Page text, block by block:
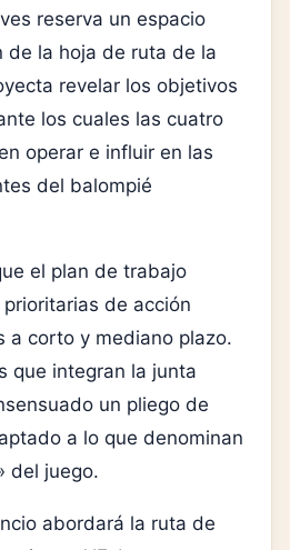
reserva un espacio
de la hoja de ruta de la
revelar los objetivos
los cuales las cuatro
operar e influir en las
del balompié
el plan de trabajo
de acción
a corto y mediano plazo.
que integran la junta
un pliego de
a lo que denominan
del juego.
abordará la ruta de